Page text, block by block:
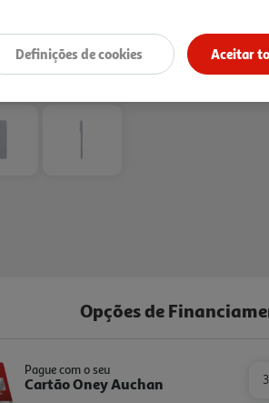
Opções de
Pague com o seu
Cartão Oney Auchan
Aceitar
Definições de cookies